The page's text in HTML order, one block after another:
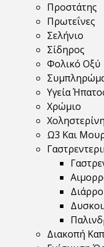
Προστάτης
Πρωτεΐνες
Σελήνιο
Σίδηρος
Φολικό Οξύ
Υγεία
Χρώμιο
Χοληστερίνη
Ω3 Και
Διακοπή